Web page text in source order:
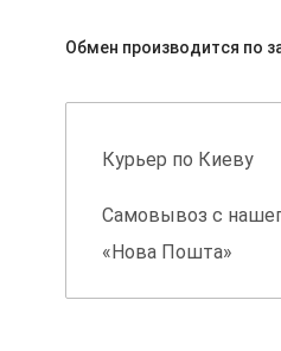
Обмен производится по
Курьер по Киеву
Самовывоз с
«Нова Пошта»